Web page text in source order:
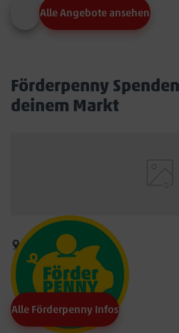
Alle Angebote ansehen
Förderpenny
deinem Markt
Alle Förderpenny Infos